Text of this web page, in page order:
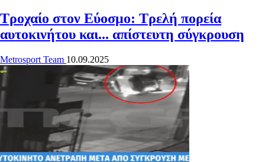
Τροχαίο στον Εύοσμο: Τρελή πορεία
αυτοκινήτου και... απίστευτη σύγκρουση
Metrosport Team 10.09.2025